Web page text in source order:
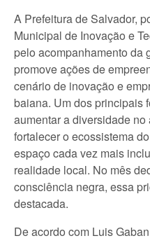
A Prefeitura de Salvador,
Municipal de Inovação e
pelo acompanhamento da
promove ações de
cenário de inovação e
baiana. Um dos principais
aumentar a diversidade
fortalecer o ecossistema
espaço cada vez mais
realidade local. No mês
consciência negra, essa
destacada.
De acordo com Luis